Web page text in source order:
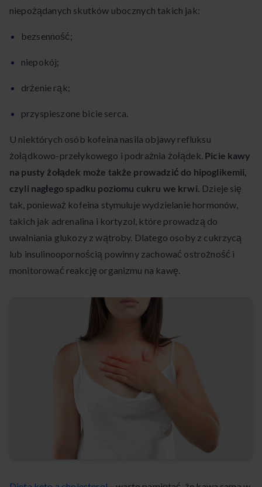
niepożądanych skutków ubocznych takich jak:
bezsenność;
niepokój;
drżenie rąk;
przyspieszone bicie serca.
U niektórych osób kofeina nasila objawy refluksu
żołądkowo-przełykowego i podrażnia żołądek. Picie kawy
na pusty żołądek może także prowadzić do hipoglikemii,
czyli nagłego spadku poziomu cukru we krwi. Dzieje się
tak, ponieważ kofeina stymuluje wydzielanie hormonów,
takich jak adrenalina i kortyzol, które prowadzą do
uwalniania glukozy z wątroby. Dlatego osoby z cukrzycą
lub insulinoopornością powinny zachować ostrożność i
monitorować reakcję organizmu na kawę.